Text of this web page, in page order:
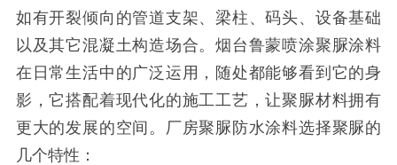
如有开裂倾向的管道支架、梁柱、码头、设备基础
以及其它混凝土构造场合。烟台鲁蒙喷涂聚脲涂料
在日常生活中的广泛运用，随处都能够看到它的身
影，它搭配着现代化的施工工艺，让聚脲材料拥有
更大的发展的空间。厂房聚脲防水涂料选择聚脲的
几个特性：